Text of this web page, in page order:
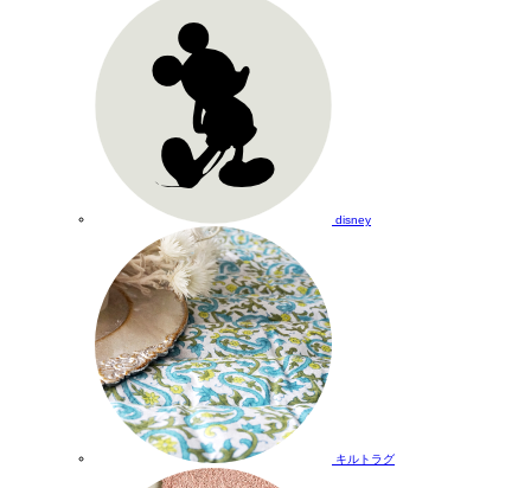
disney
キルトラグ